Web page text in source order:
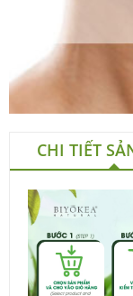
CHI TIẾT